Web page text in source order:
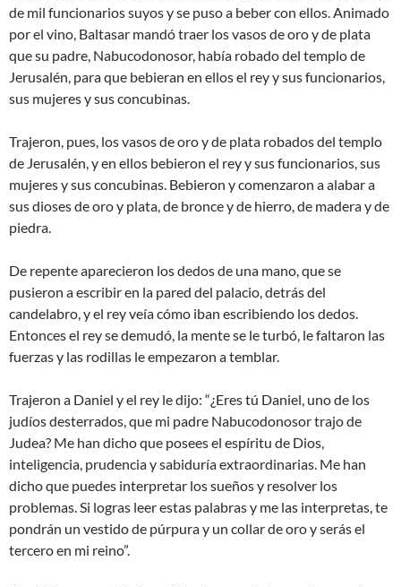
de mil funcionarios suyos y se puso a beber con ellos. Animado
por el vino, Baltasar mandó traer los vasos de oro y de plata
que su padre, Nabucodonosor, había robado del templo de
Jerusalén, para que bebieran en ellos el rey y sus funcionarios,
sus mujeres y sus concubinas.
Trajeron, pues, los vasos de oro y de plata robados del templo
de Jerusalén, y en ellos bebieron el rey y sus funcionarios, sus
mujeres y sus concubinas. Bebieron y comenzaron a alabar a
sus dioses de oro y plata, de bronce y de hierro, de madera y de
piedra.
De repente aparecieron los dedos de una mano, que se
pusieron a escribir en la pared del palacio, detrás del
candelabro, y el rey veía cómo iban escribiendo los dedos.
Entonces el rey se demudó, la mente se le turbó, le faltaron las
fuerzas y las rodillas le empezaron a temblar.
Trajeron a Daniel y el rey le dijo: “¿Eres tú Daniel, uno de los
judíos desterrados, que mi padre Nabucodonosor trajo de
Judea? Me han dicho que posees el espíritu de Dios,
inteligencia, prudencia y sabiduría extraordinarias. Me han
dicho que puedes interpretar los sueños y resolver los
problemas. Si logras leer estas palabras y me las interpretas, te
pondrán un vestido de púrpura y un collar de oro y serás el
tercero en mi reino”.